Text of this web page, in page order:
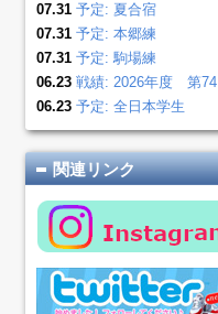
07.31 予定: 夏合宿
07.31 予定: 本郷練
07.31 予定: 駒場練
06.23 戦績: 2026年度 第74回東京地区国公立大学体育大会空手道大会
06.23 予定: 全日本学生
関連リンク